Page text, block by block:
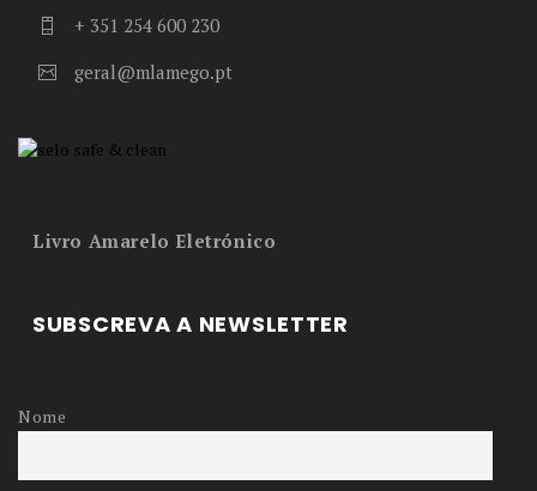
+ 351 254 600 230
geral@mlamego.pt
Livro Amarelo Eletrónico
SUBSCREVA A NEWSLETTER
Nome